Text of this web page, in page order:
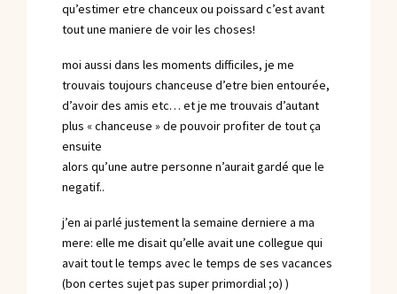
qu’estimer etre chanceux ou poissard c’est avant
tout une maniere de voir les choses!
moi aussi dans les moments difficiles, je me
trouvais toujours chanceuse d’etre bien entourée,
d’avoir des amis etc… et je me trouvais d’autant
plus « chanceuse » de pouvoir profiter de tout ça
ensuite
alors qu’une autre personne n’aurait gardé que le
negatif..
j’en ai parlé justement la semaine derniere a ma
mere: elle me disait qu’elle avait une collegue qui
avait tout le temps avec le temps de ses vacances
(bon certes sujet pas super primordial ;o) )